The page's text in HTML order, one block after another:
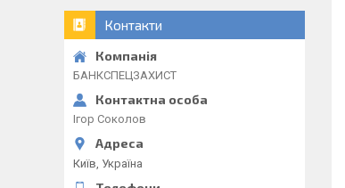
Контакти
БАНКСПЕЦЗАХИСТ
Ігор Соколов
Київ, Україна